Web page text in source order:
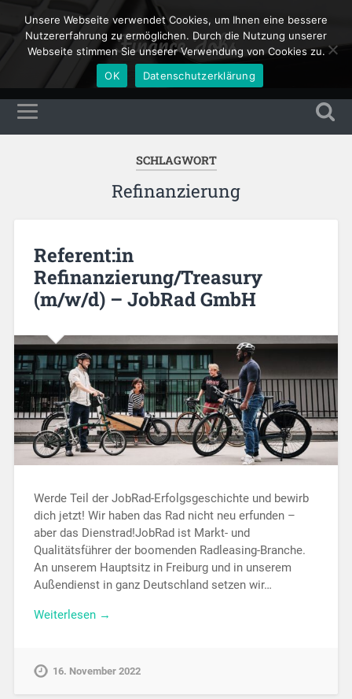
Finance Jobs
SCHLAGWORT
Refinanzierung
Referent:in
Refinanzierung/Treasury
(m/w/d) – JobRad GmbH
Werde Teil der JobRad-Erfolgsgeschichte und bewirb
dich jetzt! Wir haben das Rad nicht neu erfunden –
aber das Dienstrad!JobRad ist Markt- und
Qualitätsführer der boomenden Radleasing-Branche.
An unserem Hauptsitz in Freiburg und in unserem
Außendienst in ganz Deutschland setzen wir…
Weiterlesen →
16. November 2022
Unsere Webseite verwendet Cookies, um Ihnen eine bessere
Nutzererfahrung zu ermöglichen. Durch die Nutzung unserer
Webseite stimmen Sie unserer Verwendung von Cookies zu.
OK
Datenschutzerklärung